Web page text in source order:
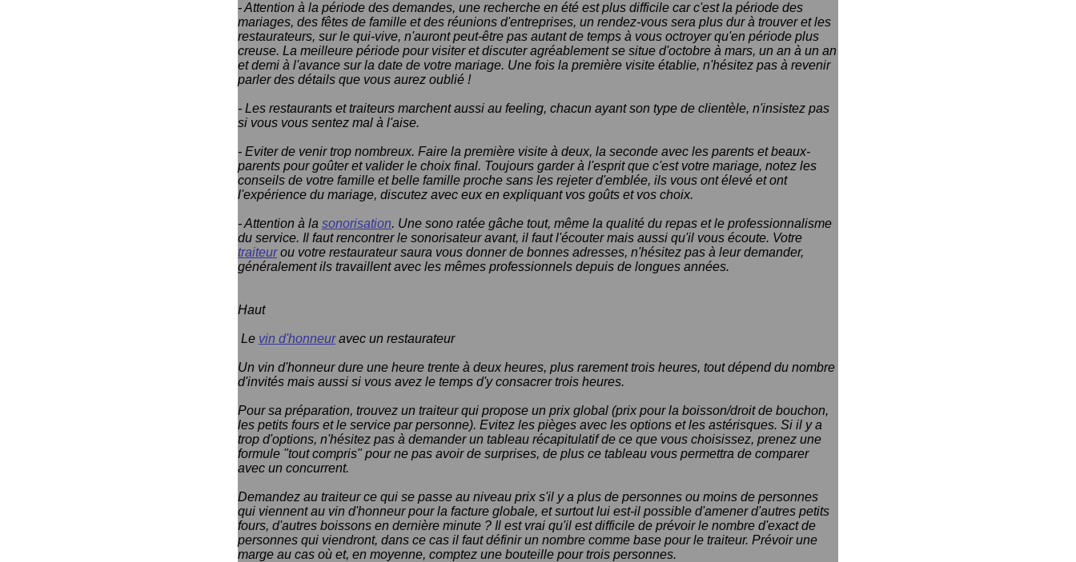
- Attention à la période des demandes, une recherche en été est plus difficile car c'est la période des
mariages, des fêtes de famille et des réunions d'entreprises, un rendez-vous sera plus dur à trouver et les
restaurateurs, sur le qui-vive, n'auront peut-être pas autant de temps à vous octroyer qu'en période plus
creuse. La meilleure période pour visiter et discuter agréablement se situe d'octobre à mars, un an à un an
et demi à l'avance sur la date de votre mariage. Une fois la première visite établie, n'hésitez pas à revenir
parler des détails que vous aurez oublié !
- Les restaurants et traiteurs marchent aussi au feeling, chacun ayant son type de clientèle, n'insistez pas
si vous vous sentez mal à l'aise.
- Eviter de venir trop nombreux. Faire la première visite à deux, la seconde avec les parents et beaux-
parents pour goûter et valider le choix final. Toujours garder à l'esprit que c'est votre mariage, notez les
conseils de votre famille et belle famille proche sans les rejeter d'emblée, ils vous ont élevé et ont
l'expérience du mariage, discutez avec eux en expliquant vos goûts et vos choix.
- Attention à la sonorisation. Une sono ratée gâche tout, même la qualité du repas et le professionnalisme
du service. Il faut rencontrer le sonorisateur avant, il faut l'écouter mais aussi qu'il vous écoute. Votre
traiteurou votre restaurateur saura vous donner de bonnes adresses, n'hésitez pas à leur demander,
généralement ils travaillent avec les mêmes professionnels depuis de longues années.
Haut
Le vin d'honneuravec un restaurateur
Un vin d'honneur dure une heure trente à deux heures, plus rarement trois heures, tout dépend du nombre
d'invités mais aussi si vous avez le temps d'y consacrer trois heures.
Pour sa préparation, trouvez un traiteur qui propose un prix global (prix pour la boisson/droit de bouchon,
les petits fours et le service par personne). Evitez les pièges avec les options et les astérisques. Si il y a
trop d'options, n'hésitez pas à demander un tableau récapitulatif de ce que vous choisissez, prenez une
formule "tout compris" pour ne pas avoir de surprises, de plus ce tableau vous permettra de comparer
avec un concurrent.
Demandez au traiteur ce qui se passe au niveau prix s'il y a plus de personnes ou moins de personnes
qui viennent au vin d'honneur pour la facture globale, et surtout lui est-il possible d'amener d'autres petits
fours, d'autres boissons en dernière minute ? Il est vrai qu'il est difficile de prévoir le nombre d'exact de
personnes qui viendront, dans ce cas il faut définir un nombre comme base pour le traiteur. Prévoir une
marge au cas où et, en moyenne, comptez une bouteille pour trois personnes.